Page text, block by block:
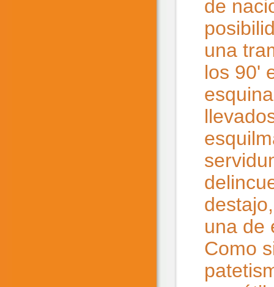
de
una
los 90'
una de
Como